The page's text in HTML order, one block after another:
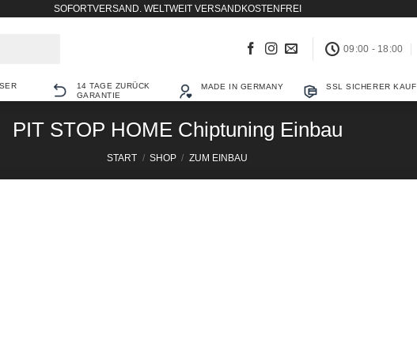
SOFORTVERSAND. WELTWEIT VERSANDKOSTENFREI
09:00 - 18:00
14 TAGE ZURÜCK
GARANTIE
MADE IN GERMANY SSL SICHERER KAUF
PIT STOP HOME Chiptuning Einbau
START / SHOP / ZUM EINBAU